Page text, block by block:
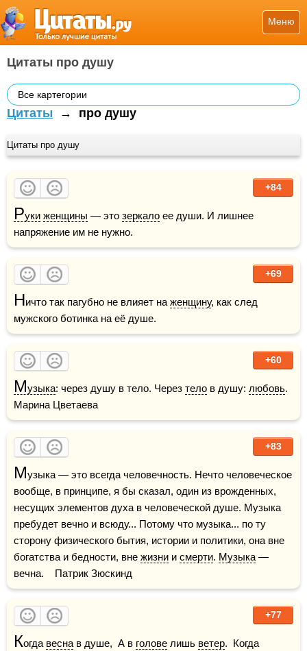
Меню
Цитаты про душу
Все картегории
Цитаты → про душу
Цитаты про душу
+84
Руки женщины — это зеркало ее души. И лишнее
напряжение им не нужно.
+69
Ничто так пагубно не влияет на женщину, как след
мужского ботинка на её душе.
+60
Музыка: через душу в тело. Через тело в душу: любовь.
Марина Цветаева
+83
Музыка — это всегда человечность. Нечто человеческое
вообще, в принципе, я бы сказал, один из врожденных,
несущих элементов духа в человеческой душе. Музыка
пребудет вечно и всюду... Потому что музыка... по ту
сторону физического бытия, истории и политики, она вне
богатства и бедности, вне жизни и смерти. Музыка —
вечна.    Патрик Зюскинд
+77
Когда весна в душе,  А в голове лишь ветер.  Когда